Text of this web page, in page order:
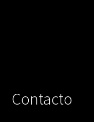
Contacto